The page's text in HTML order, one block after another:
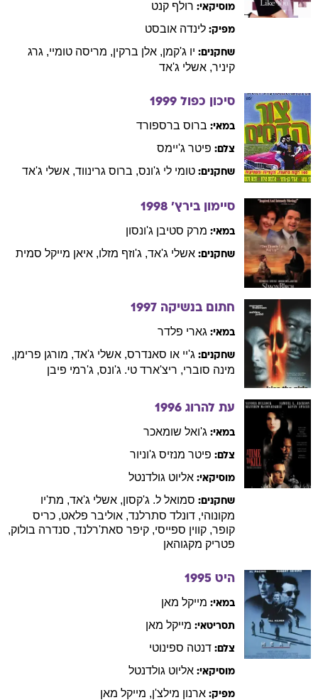
מוסיקאי: רולף קנט
מפיק: לינדה אובסט
שחקנים: יו ג'קמן, אלן ברקין, מריסה טומיי, גרג
קיניר, אשלי ג'אד
סיכון כפול 1999
במאי: ברוס ברספורד
צלם: פיטר ג'יימס
שחקנים: טומי לי ג'ונס, ברוס גרינווד, אשלי ג'אד
סיימון בירץ' 1998
במאי: מרק סטיבן ג'ונסון
שחקנים: אשלי ג'אד, ג'וזף מזלו, איאן מייקל סמית
חתום בנשיקה 1997
במאי: גארי פלדר
שחקנים: ג'יי או סאנדרס, אשלי ג'אד, מורגן פרימן,
מינה סוברי, ריצ'ארד טי. ג'ונס, ג'רמי פיבן
עת להרוג 1996
במאי: ג'ואל שומאכר
צלם: פיטר מנזיס ג'וניור
מוסיקאי: אליוט גולדנטל
שחקנים: סמואל ל. ג'קסון, אשלי ג'אד, מת'יו
מקונוהי, דונלד סתרלנד, אוליבר פלאט, כריס
קופר, קווין ספייסי, קיפר סאת'רלנד, סנדרה בולוק,
פטריק מקגוהאן
היט 1995
במאי: מייקל מאן
תסריטאי: מייקל מאן
צלם: דנטה ספינוטי
מוסיקאי: אליוט גולדנטל
מפיק: ארנון מילצ'ן, מייקל מאן